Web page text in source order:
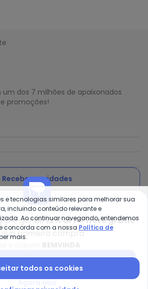
dos 7 milhões de apaixonados
promoções!
Receber novidades
você concorda com a nossa Política
de Privacidade
da Posthaus Ltda / CNPJ:
Duwe, 202 Bairro Badenfurt -
e ganhe12% OFF + frete grátis
sua primeira compra
e tecnologias similares para melhorar sua
incluindo conteúdo relevante e
Ao continuar navegando, entendemos
concorda com a nossa Política de
mais.
todos os cookies